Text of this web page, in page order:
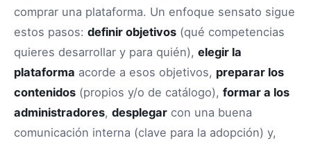
comprar una plataforma. Un enfoque sensato sigue
estos pasos: definir objetivos (qué competencias
quieres desarrollar y para quién), elegir la
plataforma acorde a esos objetivos, preparar los
contenidos (propios y/o de catálogo), formar a los
administradores, desplegar con una buena
comunicación interna (clave para la adopción) y,